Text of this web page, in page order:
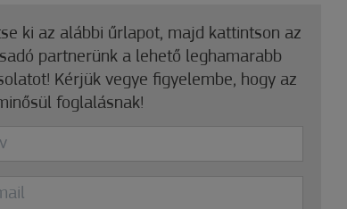
ki az alábbi űrlapot, majd kattintson az
partnerünk a lehető leghamarabb
Kérjük vegye figyelembe, hogy az
foglalásnak!